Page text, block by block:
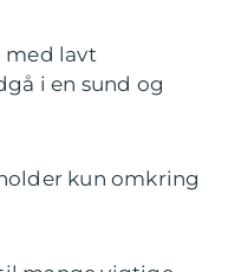
med lavt
i en sund og
kun omkring